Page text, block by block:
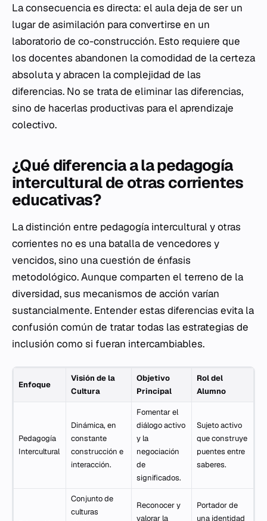
La consecuencia es directa: el aula deja de ser un
lugar de asimilación para convertirse en un
laboratorio de co-construcción. Esto requiere que
los docentes abandonen la comodidad de la certeza
absoluta y abracen la complejidad de las
diferencias. No se trata de eliminar las diferencias,
sino de hacerlas productivas para el aprendizaje
colectivo.
¿Qué diferencia a la pedagogía
intercultural de otras corrientes
educativas?
La distinción entre pedagogía intercultural y otras
corrientes no es una batalla de vencedores y
vencidos, sino una cuestión de énfasis
metodológico. Aunque comparten el terreno de la
diversidad, sus mecanismos de acción varían
sustancialmente. Entender estas diferencias evita la
confusión común de tratar todas las estrategias de
inclusión como si fueran intercambiables.
Enfoque
Visión de la
Cultura
Objetivo
Principal
Rol del
Alumno
Pedagogía
Intercultural
Dinámica, en
constante
construcción e
interacción.
Fomentar el
diálogo activo
y la
negociación
de
significados.
Sujeto activo
que construye
puentes entre
saberes.
Conjunto de
culturas
Reconocer y
valorar la
Portador de
una identidad